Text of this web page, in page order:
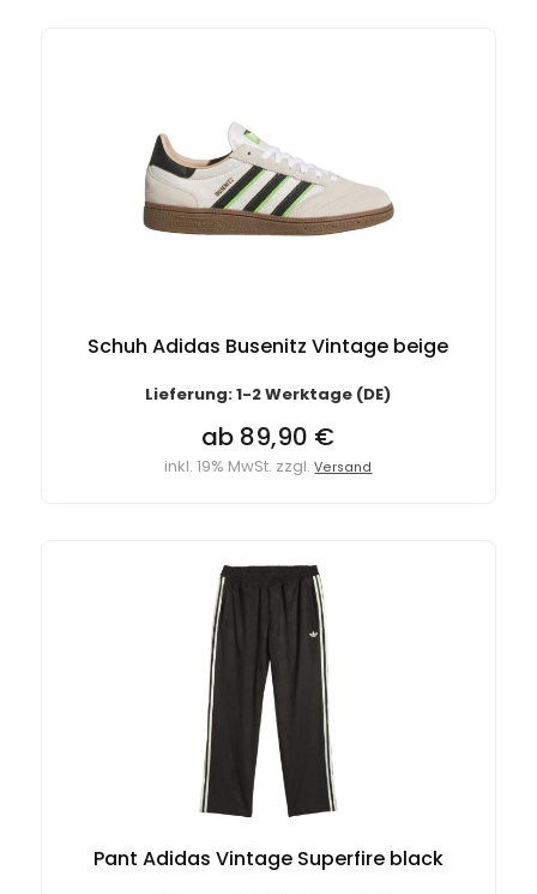
Schuh Adidas Busenitz Vintage beige
Lieferung: 1-2 Werktage (DE)
ab 89,90 €
inkl. 19% MwSt. zzgl.Versand
Pant Adidas Vintage Superfire black